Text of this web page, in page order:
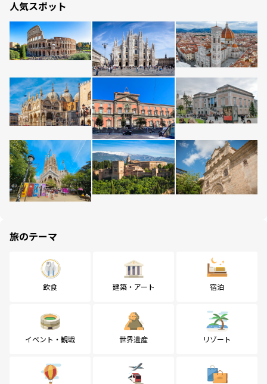
人気スポット
旅のテーマ
飲食 建築・アート 宿泊
イベント・観戦 世界遺産 リゾート